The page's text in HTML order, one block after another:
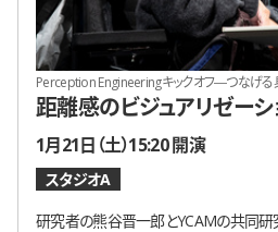
Perception Engineeringキックオフ―つなげる
距離感のビジュアリゼーシ
開催日時
1月21日（土）15:20 開演
スタジオA
研究者の熊谷晋一郎とYCAMの共同研